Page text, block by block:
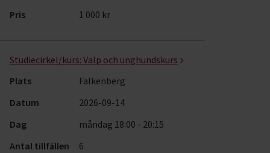
Pris
1 000 kr
Studiecirkel/kurs: Valp och unghundskurs
Plats
Falkenberg
Datum
2026-09-14
Dag
måndag 18:00 - 20:15
Antal tillfällen
6